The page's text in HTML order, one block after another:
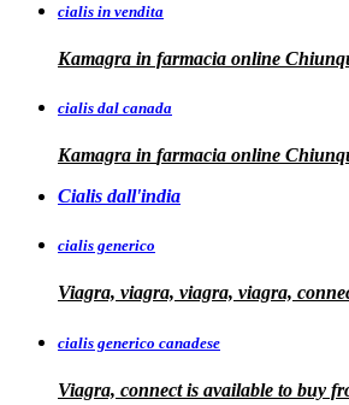
cialis in vendita
Kamagra in farmacia online
cialis dal canada
Kamagra in farmacia online
Cialis dall'india
cialis generico
Viagra, viagra, viagra, viagra,
cialis generico canadese
Viagra, connect is available to buy